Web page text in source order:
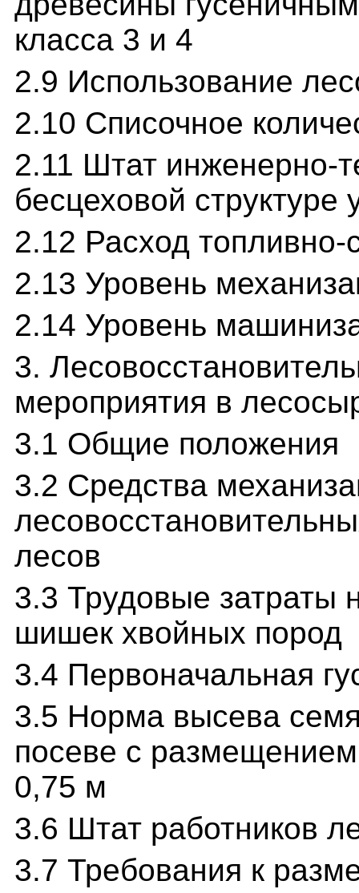
класса 3 и 4
2.9 Использование
2.10 Списочное
2.11 Штат инженерно-
бесцеховой
2.12 Расход
2.13 Уровень
2.14 Уровень
3.
мероприятия в
3.1 Общие положения
3.2 Средства
лесов
3.3 Трудовые затраты
шишек хвойных пород
3.4 Первоначальная
3.5 Норма высева
посеве с
0,75 м
3.6 Штат работников
3.7 Требования к